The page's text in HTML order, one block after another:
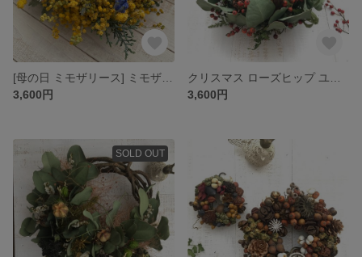
3,600円
3,600円
SOLD OUT